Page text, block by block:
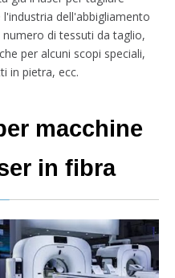
dell'abbigliamento
di tessuti da taglio,
per alcuni scopi speciali,
in pietra, ecc.
macchine
in fibra